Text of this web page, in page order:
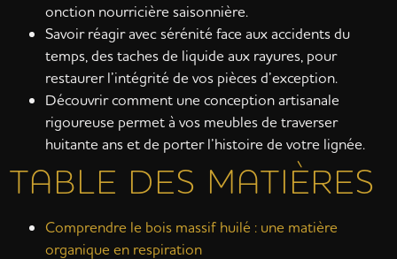
onction nourricière saisonnière.
Savoir réagir avec sérénité face aux accidents du
temps, des taches de liquide aux rayures, pour
restaurer l’intégrité de vos pièces d’exception.
Découvrir comment une conception artisanale
rigoureuse permet à vos meubles de traverser
huitante ans et de porter l’histoire de votre lignée.
TABLE DES MATIÈRES
Comprendre le bois massif huilé : une matière
organique en respiration